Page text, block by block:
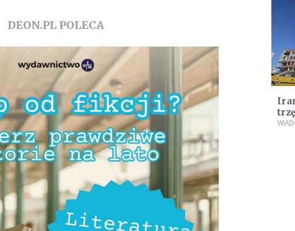
DEON.PL POLECA